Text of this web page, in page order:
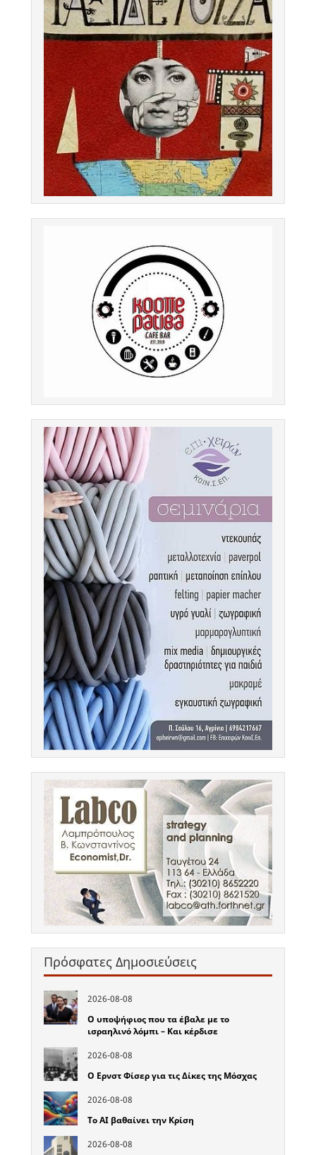
Πρόσφατες Δημοσιεύσεις
2026-08-08
Ο υποψήφιος που τα έβαλε με το
ισραηλινό λόμπι – Και κέρδισε
2026-08-08
Ο Ερνστ Φίσερ για τις Δίκες της Μόσχας
2026-08-08
Το ΑΙ βαθαίνει την Κρίση
2026-08-08